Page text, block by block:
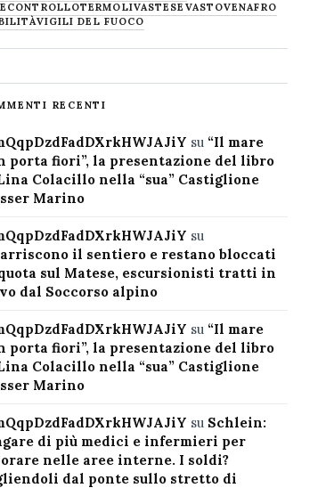
TERMOLIVASTESE VASTOVENAFRO
VIGILI DEL FUOCO
RECENTI
su “Il mare
porta fiori”, la presentazione del libro
Colacillo nella “sua” Castiglione
Marino
su
il sentiero e restano bloccati
sul Matese, escursionisti tratti in
dal Soccorso alpino
su “Il mare
porta fiori”, la presentazione del libro
Colacillo nella “sua” Castiglione
Marino
su Schlein:
di più medici e infermieri per
nelle aree interne. I soldi?
dal ponte sullo stretto di